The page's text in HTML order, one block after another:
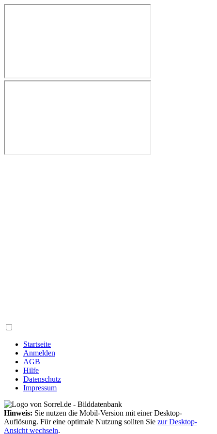
Startseite
Anmelden
AGB
Hilfe
Datenschutz
Impressum
Hinweis: Sie nutzen die Mobil-Version mit einer Desktop-
Auflösung. Für eine optimale Nutzung sollten Sie zur Desktop-
Ansicht wechseln.